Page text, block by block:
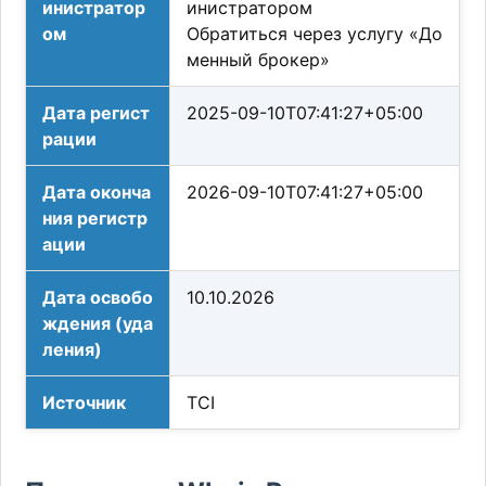
инистратор
ом
инистратором
Обратиться через услугу «До
менный брокер»
Дата регист
рации
2025-09-10T07:41:27+05:00
Дата оконча
ния регистр
ации
2026-09-10T07:41:27+05:00
Дата освобо
ждения (уда
ления)
10.10.2026
Источник TCI